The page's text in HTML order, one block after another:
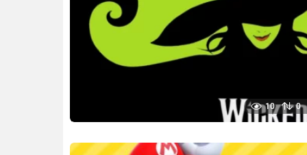
10 0